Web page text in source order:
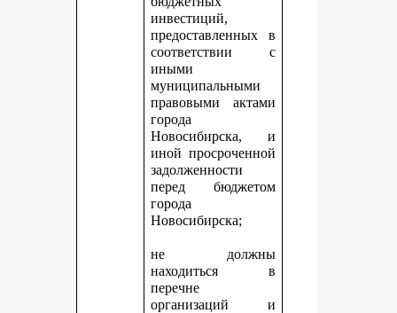
инвестиций,
предоставленных в
соответствии с
иными
муниципальными
правовыми актами
города
Новосибирска, и
иной просроченной
задолженности
перед бюджетом
города
Новосибирска;
не должны
находиться в
перечне
организаций и